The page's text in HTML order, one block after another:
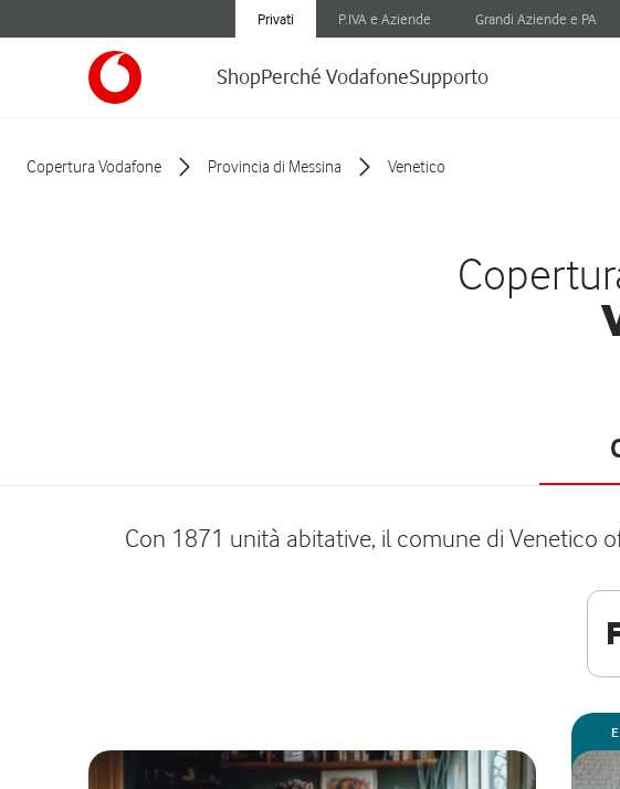
Privati P.IVA e Aziende Grandi Aziende e PA
ShopPerché VodafoneSupporto
Copertura Vodafone Provincia di Messina Venetico
Con 1871 unità abitative, il comune di Venetico